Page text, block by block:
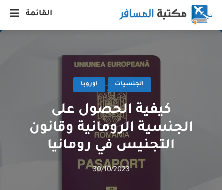
القائمة
الجنسيات اوروبا
كيفية الحصول على
الجنسية الرومانية وقانون
التجنيس في رومانيا
30/10/2023